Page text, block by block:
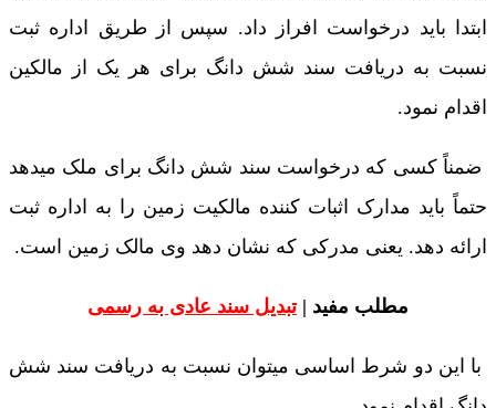
ابتدا باید درخواست افراز داد. سپس از طریق اداره ثبت
نسبت به دریافت سند شش دانگ برای هر یک از مالکین
اقدام نمود.
ضمناً کسی که درخواست سند شش دانگ برای ملک میدهد
حتماً باید مدارک اثبات کننده مالکیت زمین را به اداره ثبت
ارائه دهد. یعنی مدرکی که نشان دهد وی مالک زمین است.
مطلب مفید |تبدیل سند عادی به رسمی
با این دو شرط اساسی میتوان نسبت به دریافت سند شش